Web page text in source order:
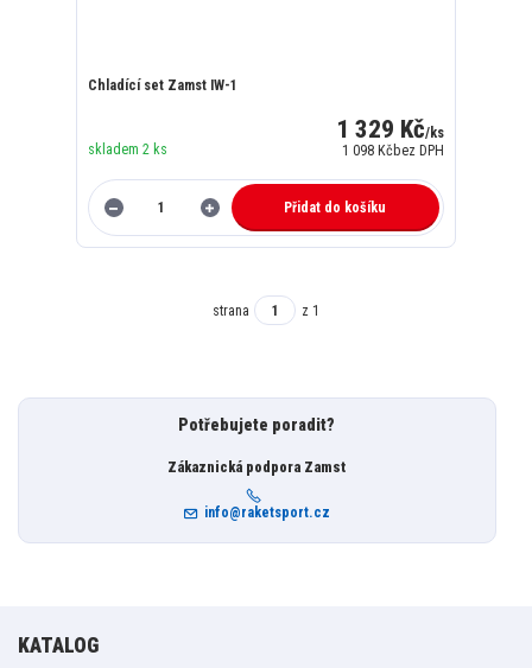
Chladící set Zamst IW-1
1 329 Kč/ks
1 098 Kčbez DPH
skladem 2 ks
Přidat do košíku
strana z 1
Potřebujete poradit?
Zákaznická podpora Zamst
info@raketsport.cz
KATALOG